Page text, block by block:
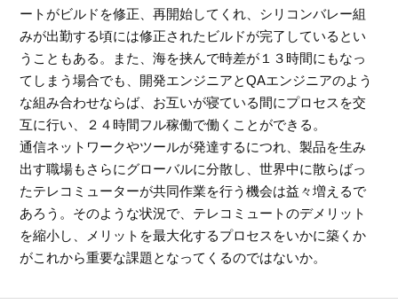
ートがビルドを修正、再開始してくれ、シリコンバレー組
みが出勤する頃には修正されたビルドが完了しているとい
うこともある。また、海を挟んで時差が１３時間にもなっ
てしまう場合でも、開発エンジニアとQAエンジニアのよう
な組み合わせならば、お互いが寝ている間にプロセスを交
互に行い、２４時間フル稼働で働くことができる。
通信ネットワークやツールが発達するにつれ、製品を生み
出す職場もさらにグローバルに分散し、世界中に散らばっ
たテレコミューターが共同作業を行う機会は益々増えるで
あろう。そのような状況で、テレコミュートのデメリット
を縮小し、メリットを最大化するプロセスをいかに築くか
がこれから重要な課題となってくるのではないか。